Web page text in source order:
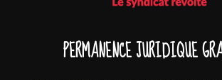
PERMANENCE JURIDIQUE